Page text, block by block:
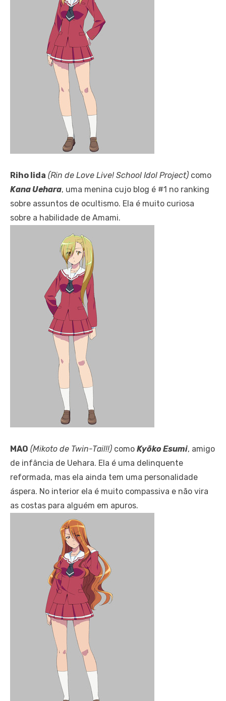
Riho Iida (Rin de Love Live! School Idol Project) como
Kana Uehara, uma menina cujo blog é #1 no ranking
sobre assuntos de ocultismo. Ela é muito curiosa
sobre a habilidade de Amami.
MAO (Mikoto de Twin-Tail!!) como Kyōko Esumi, amigo
de infância de Uehara. Ela é uma delinquente
reformada, mas ela ainda tem uma personalidade
áspera. No interior ela é muito compassiva e não vira
as costas para alguém em apuros.